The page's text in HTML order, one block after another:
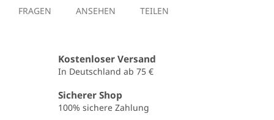
FRAGEN ANSEHEN TEILEN
Kostenloser Versand
In Deutschland ab 75 €
Sicherer Shop
100% sichere Zahlung